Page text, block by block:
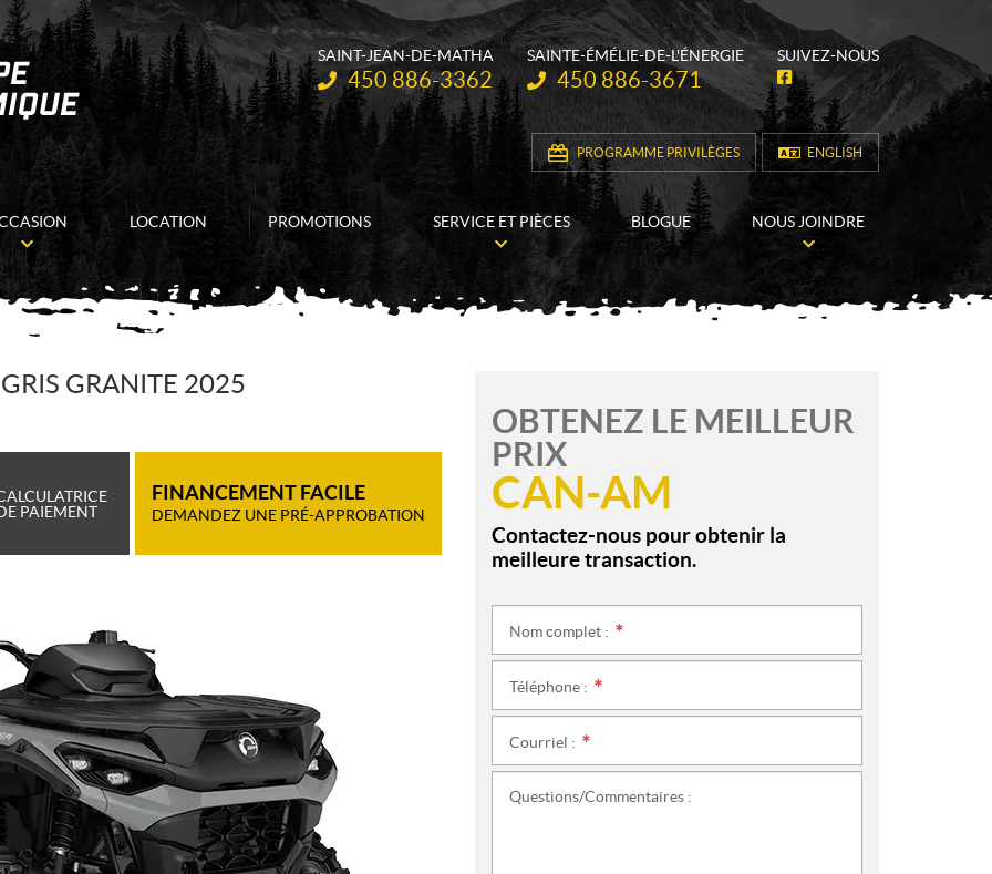
SAINT-JEAN-DE-MATHA
Téléphone :
450 886-3362
SAINTE-ÉMÉLIE-DE-L'ÉNERGIE
Téléphone :
450 886-3671
SUIVEZ-NOUS
F
a
c
e
b
o
o
PROGRAMME PRIVILÈGES ENGLISH
LOCATION PROMOTIONS SERVICE ET PIÈCES BLOGUE NOUS JOINDRE
GRANITE 2025
PAIEMENT
FINANCEMENT FACILE
DEMANDEZ UNE PRÉ-APPROBATION
OBTENEZ LE MEILLEUR
PRIX
CAN-AM
Contactez-nous pour obtenir la
meilleure transaction.
Nom complet :
Téléphone :
Courriel :
Questions/Commentaires :